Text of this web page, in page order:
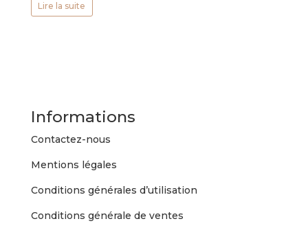
Lire la suite
Informations
Contactez-nous
Mentions légales
Conditions générales d’utilisation
Conditions générale de ventes